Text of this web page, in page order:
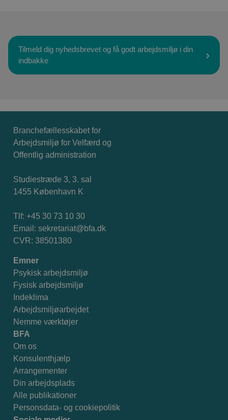
Tilmeld dig nyhedsbrevet og få godt arbejdsmiljø i din
indbakke
Branchefællesskabet for
Arbejdsmiljø for Velfærd og
Offentlig administration
Studiestræde 3, 3. sal
1455 København K
Tlf: +45 30 73 10 30
Email: sekretariat@bfa.dk
CVR: 38501380
Emner
Psykisk arbejdsmiljø
Fysisk arbejdsmiljø
Indeklima
Arbejdsmiljøarbejdet
Nemme værktøjer
BFA
Om os
Konsulenthjælp
Arrangementer
Din arbejdsplads
Alle publikationer
Personsdata- og cookiepolitik